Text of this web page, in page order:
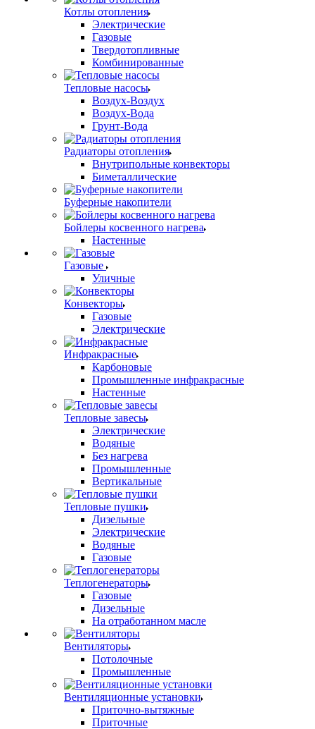
Котлы отопления
Электрические
Газовые
Твердотопливные
Комбинированные
Тепловые насосы
Воздух-Воздух
Воздух-Вода
Грунт-Вода
Радиаторы отопления
Внутрипольные конвекторы
Биметаллические
Буферные накопители
Бойлеры косвенного нагрева
Настенные
Газовые
Уличные
Конвекторы
Газовые
Электрические
Инфракрасные
Карбоновые
Промышленные инфракрасные
Настенные
Тепловые завесы
Электрические
Водяные
Без нагрева
Промышленные
Вертикальные
Тепловые пушки
Дизельные
Электрические
Водяные
Газовые
Теплогенераторы
Газовые
Дизельные
На отработанном масле
Вентиляторы
Потолочные
Промышленные
Вентиляционные установки
Приточно-вытяжные
Приточные